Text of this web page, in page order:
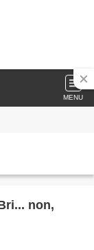
MENU
non,